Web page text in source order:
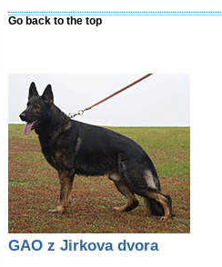
Go back to the top
GAO z Jirkova dvora